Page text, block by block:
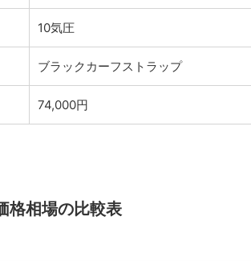
10気圧
ブラックカーフストラップ
74,000円
格相場の比較表